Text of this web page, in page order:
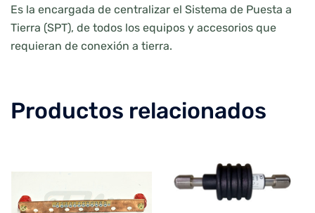
Es la encargada de centralizar el Sistema de Puesta a
Tierra (SPT), de todos los equipos y accesorios que
requieran de conexión a tierra.
Productos relacionados